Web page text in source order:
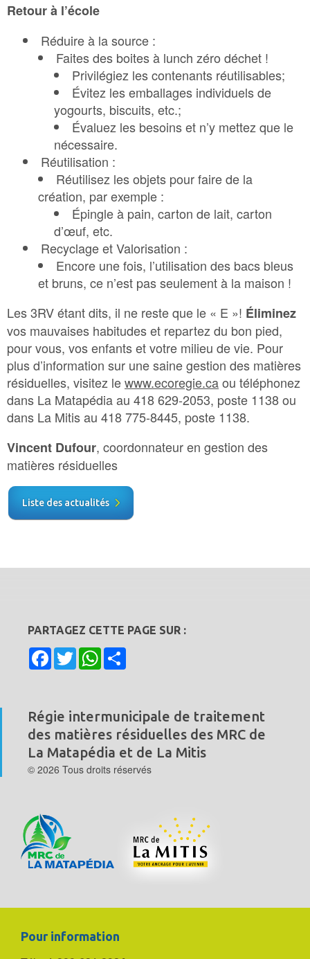
Retour à l’école
Réduire à la source :
Faites des boites à lunch zéro déchet !
Privilégiez les contenants réutilisables;
Évitez les emballages individuels de
yogourts, biscuits, etc.;
Évaluez les besoins et n’y mettez que le
nécessaire.
Réutilisation :
Réutilisez les objets pour faire de la
création, par exemple :
Épingle à pain, carton de lait, carton
d’œuf, etc.
Recyclage et Valorisation :
Encore une fois, l’utilisation des bacs bleus
et bruns, ce n’est pas seulement à la maison !
Les 3RV étant dits, il ne reste que le « E »! Éliminez
vos mauvaises habitudes et repartez du bon pied,
pour vous, vos enfants et votre milieu de vie. Pour
plus d’information sur une saine gestion des matières
résiduelles, visitez lewww.ecoregie.caou téléphonez
dans La Matapédia au 418 629-2053, poste 1138 ou
dans La Mitis au 418 775-8445, poste 1138.
Vincent Dufour, coordonnateur en gestion des
matières résiduelles
Liste des actualités
PARTAGEZ CETTE PAGE SUR :
Facebook
TwitterWhatsApp
Régie intermunicipale de traitement
des matières résiduelles des MRC de
La Matapédia et de La Mitis
© 2026 Tous droits réservés
Pour information